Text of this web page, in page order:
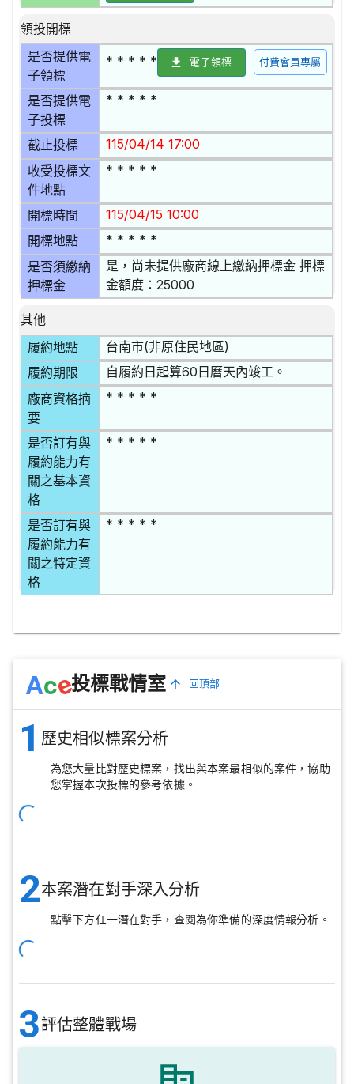
領投開標
是否提供電
子領標
* * * * * 電子領標 付費會員專屬
是否提供電
子投標
* * * * *
截止投標 115/04/14 17:00
收受投標文
件地點
* * * * *
開標時間 115/04/15 10:00
開標地點 * * * * *
是否須繳納
押標金
是，尚未提供廠商線上繳納押標金 押標
金額度：25000
其他
履約地點
台南市(非原住民地區)
履約期限 自履約日起算60日曆天內竣工。
廠商資格摘
要
* * * * *
是否訂有與
履約能力有
關之基本資
格
* * * * *
是否訂有與
履約能力有
關之特定資
格
* * * * *
Ace投標戰情室 回頂部
1 歷史相似標案分析
為您大量比對歷史標案，找出與本案最相似的案件，協助
您掌握本次投標的參考依據。
2本案潛在對手深入分析
點擊下方任一潛在對手，查閱為你準備的深度情報分析。
3評估整體戰場